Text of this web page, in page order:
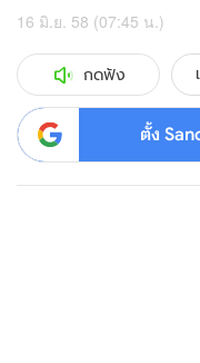
16 มิ.ย. 58 (07:45 น.)
กดฟัง
ตั้ง